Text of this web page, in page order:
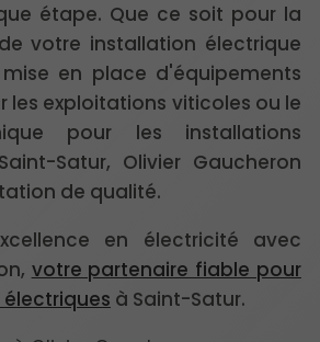
étape. Que ce soit pour la
votre installation électrique
en place d'équipements
les exploitations viticoles ou le
pour les installations
Satur, Olivier Gaucheron
de qualité.
en électricité avec
votre partenaire fiable pour
à Saint-Satur.